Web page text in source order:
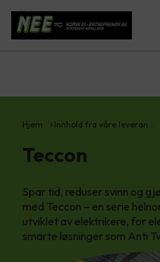
Hjem Innhold fra våre leveran…
Teccon
Spar tid, reduser svinn og
med Teccon – en serie
utviklet av elektrikere, for
smarte løsninger som Anti